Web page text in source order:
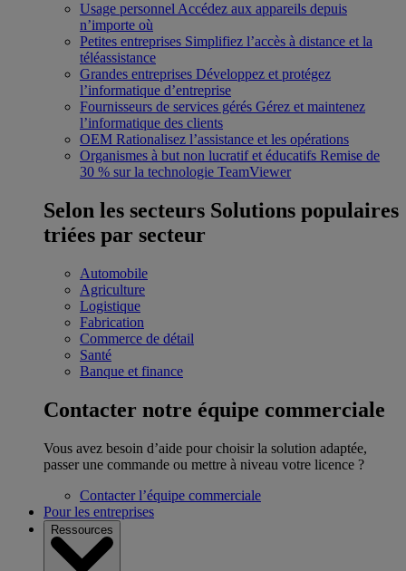
Usage personnel Accédez aux appareils depuis
n’importe où
Petites entreprises Simplifiez l’accès à distance et la
téléassistance
Grandes entreprises Développez et protégez
l’informatique d’entreprise
Fournisseurs de services gérés Gérez et maintenez
l’informatique des clients
OEM Rationalisez l’assistance et les opérations
Organismes à but non lucratif et éducatifs Remise de
30 % sur la technologie TeamViewer
Selon les secteurs Solutions populaires
triées par secteur
Automobile
Agriculture
Logistique
Fabrication
Commerce de détail
Santé
Banque et finance
Contacter notre équipe commerciale
Vous avez besoin d’aide pour choisir la solution adaptée,
passer une commande ou mettre à niveau votre licence ?
Contacter l’équipe commerciale
Pour les entreprises
Ressources